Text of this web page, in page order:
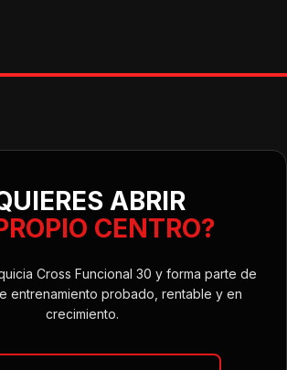
ABRIR
CENTRO?
Cross Funcional 30 y forma parte de
entrenamiento probado, rentable y en
crecimiento.